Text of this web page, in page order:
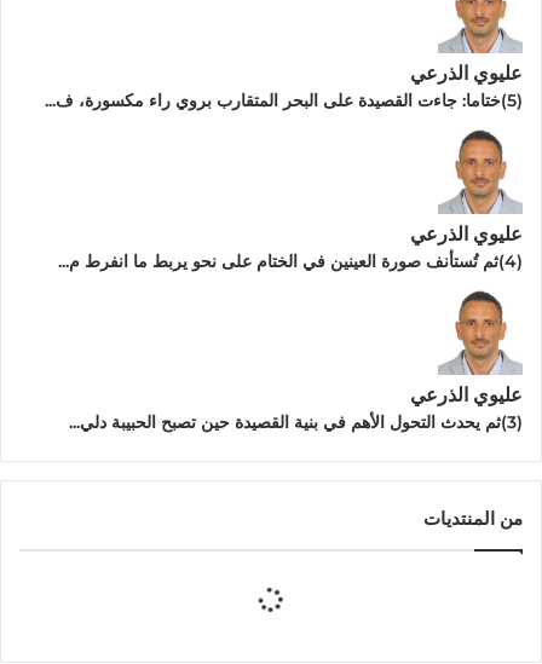
عليوي الذرعي
(5)ختاما: جاءت القصيدة على البحر المتقارب بروي راء مكسورة، ف...
عليوي الذرعي
(4)ثم تُستأنف صورة العينين في الختام على نحو يربط ما انفرط م...
عليوي الذرعي
(3)ثم يحدث التحول الأهم في بنية القصيدة حين تصبح الحبيبة دلي...
من المنتديات